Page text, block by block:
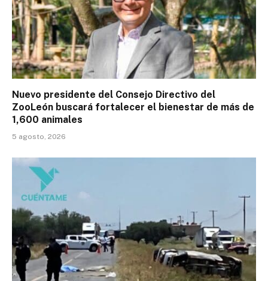
Nuevo presidente del Consejo Directivo del
ZooLeón buscará fortalecer el bienestar de más de
1,600 animales
5 agosto, 2026